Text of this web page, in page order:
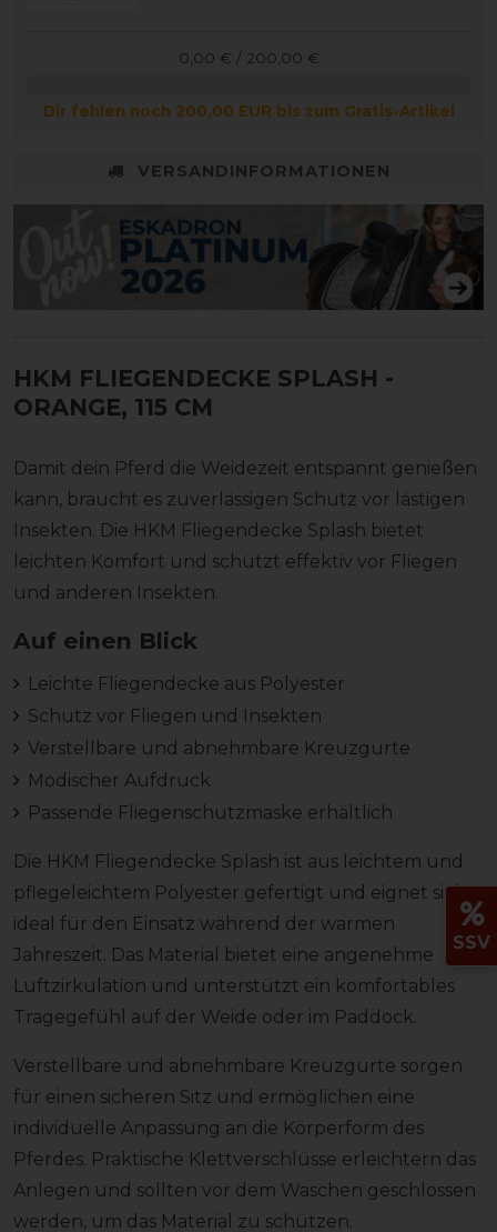
0,00 € / 200,00 €
Dir fehlen noch 200,00 EUR bis zum Gratis-Artikel
VERSANDINFORMATIONEN
HKM FLIEGENDECKE SPLASH -
ORANGE, 115 CM
Damit dein Pferd die Weidezeit entspannt genießen
kann, braucht es zuverlässigen Schutz vor lästigen
Insekten. Die HKM Fliegendecke Splash bietet
leichten Komfort und schützt effektiv vor Fliegen
und anderen Insekten.
Auf einen Blick
Leichte Fliegendecke aus Polyester
Schutz vor Fliegen und Insekten
Verstellbare und abnehmbare Kreuzgurte
Modischer Aufdruck
Passende Fliegenschutzmaske erhältlich
Die HKM Fliegendecke Splash ist aus leichtem und
pflegeleichtem Polyester gefertigt und eignet sich
ideal für den Einsatz während der warmen
Jahreszeit. Das Material bietet eine angenehme
Luftzirkulation und unterstützt ein komfortables
Tragegefühl auf der Weide oder im Paddock.
Verstellbare und abnehmbare Kreuzgurte sorgen
für einen sicheren Sitz und ermöglichen eine
individuelle Anpassung an die Körperform des
Pferdes. Praktische Klettverschlüsse erleichtern das
Anlegen und sollten vor dem Waschen geschlossen
werden, um das Material zu schützen.
SSV